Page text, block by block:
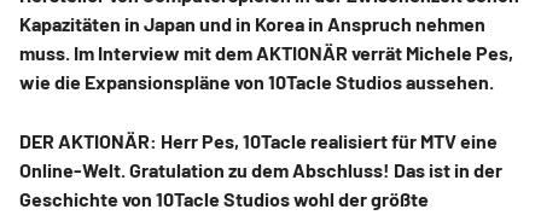
Kapazitäten in Japan und in Korea in Anspruch nehmen
muss. Im Interview mit dem AKTIONÄR verrät Michele Pes,
wie die Expansionspläne von 10Tacle Studios aussehen.
DER AKTIONÄR: Herr Pes, 10Tacle realisiert für MTV eine
Online-Welt. Gratulation zu dem Abschluss! Das ist in der
Geschichte von 10Tacle Studios wohl der größte